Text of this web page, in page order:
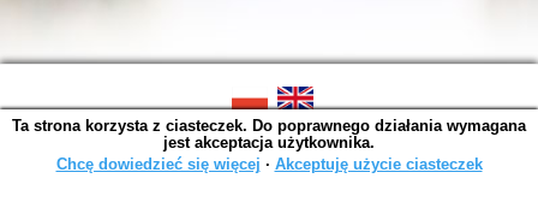
SOWA OPAC v. 6.11.10 (2026-07-24)
Wygenerowano w 0,0015 s.
Ta strona korzysta z ciasteczek. Do poprawnego działania wymagana
jest akceptacja użytkownika.
Chcę dowiedzieć się więcej ∙ Akceptuję użycie ciasteczek